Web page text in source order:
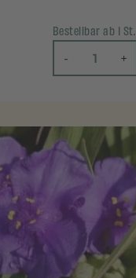
Bestellbar ab 1 St.
- +